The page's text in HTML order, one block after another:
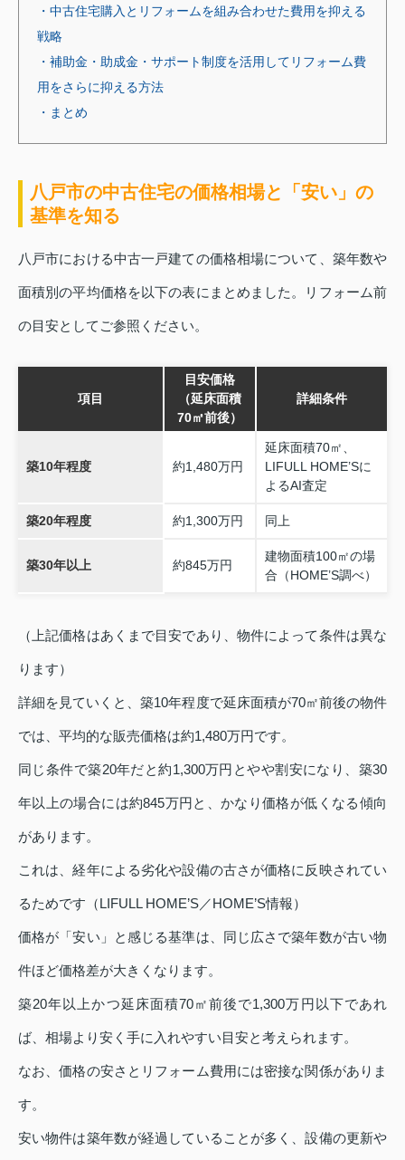
・中古住宅購入とリフォームを組み合わせた費用を抑える
戦略
・補助金・助成金・サポート制度を活用してリフォーム費
用をさらに抑える方法
・まとめ
八戸市の中古住宅の価格相場と「安い」の
基準を知る
八戸市における中古一戸建ての価格相場について、築年数や
面積別の平均価格を以下の表にまとめました。リフォーム前
の目安としてご参照ください。
項目
目安価格
（延床面積
70㎡前後）
詳細条件
築10年程度 約1,480万円
延床面積70㎡、
LIFULL HOME’Sに
よるAI査定
築20年程度 約1,300万円 同上
築30年以上 約845万円
建物面積100㎡の場
合（HOME’S調べ）
（上記価格はあくまで目安であり、物件によって条件は異な
ります）
詳細を見ていくと、築10年程度で延床面積が70㎡前後の物件
では、平均的な販売価格は約1,480万円です。
同じ条件で築20年だと約1,300万円とやや割安になり、築30
年以上の場合には約845万円と、かなり価格が低くなる傾向
があります。
これは、経年による劣化や設備の古さが価格に反映されてい
るためです（LIFULL HOME’S／HOME’S情報）
価格が「安い」と感じる基準は、同じ広さで築年数が古い物
件ほど価格差が大きくなります。
築20年以上かつ延床面積70㎡前後で1,300万円以下であれ
ば、相場より安く手に入れやすい目安と考えられます。
なお、価格の安さとリフォーム費用には密接な関係がありま
す。
安い物件は築年数が経過していることが多く、設備の更新や